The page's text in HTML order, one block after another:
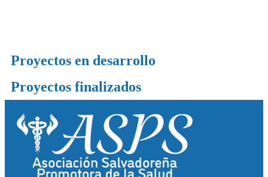
Proyectos en desarrollo
Proyectos finalizados